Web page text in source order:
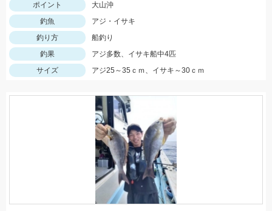
ポイント
大山沖
釣魚
アジ・イサキ
釣り方
船釣り
釣果
アジ多数、イサキ船中4匹
サイズ
アジ25～35ｃｍ、イサキ～30ｃｍ